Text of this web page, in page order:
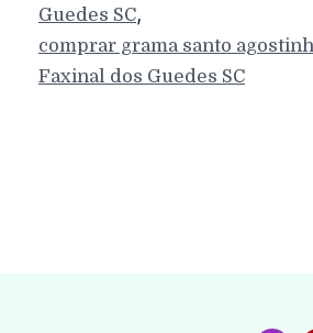
Guedes SC,
comprar grama santo
Faxinal dos Guedes SC